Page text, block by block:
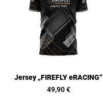
Jersey „FIREFLY eRACING“
49,90€